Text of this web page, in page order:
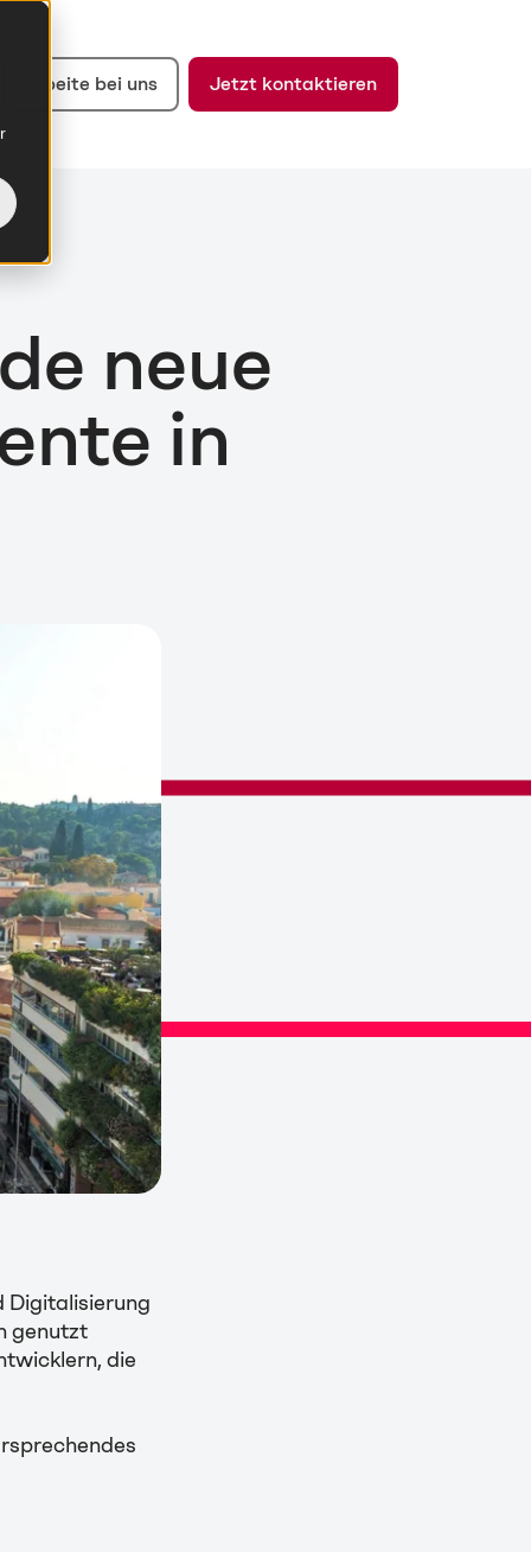
Arbeite bei uns Jetzt kontaktieren
neue
in
Digitalisierung
genutzt
die